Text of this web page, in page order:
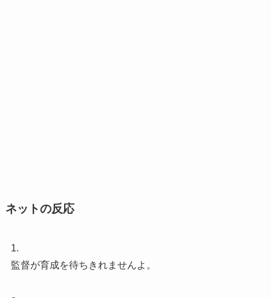
ネットの反応
1.
監督が育成を待ちきれませんよ。